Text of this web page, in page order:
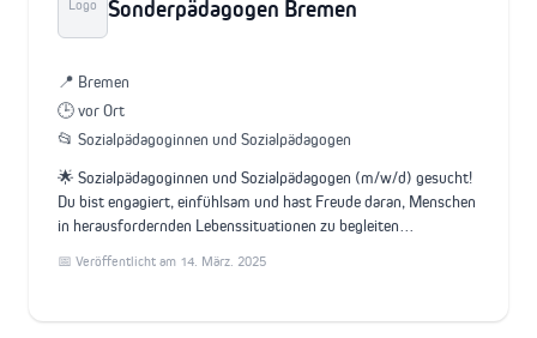
Logo Sonderpädagogen Bremen
📍 Bremen
🕒 vor Ort
📂 Sozialpädagoginnen und Sozialpädagogen
🌟 Sozialpädagoginnen und Sozialpädagogen (m/w/d) gesucht!
Du bist engagiert, einfühlsam und hast Freude daran, Menschen
in herausfordernden Lebenssituationen zu begleiten…
📅 Veröffentlicht am 14. März. 2025